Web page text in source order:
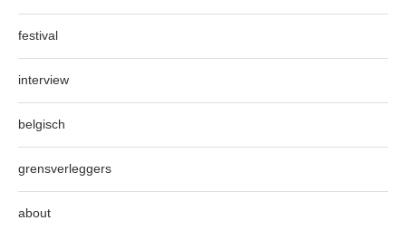
festival
interview
belgisch
grensverleggers
about